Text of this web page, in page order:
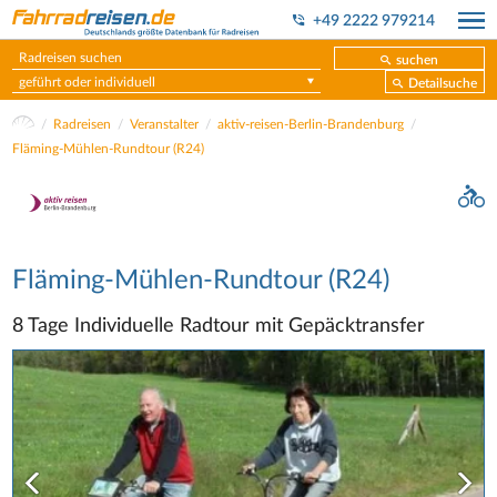
+49 2222 979214
suchen
geführt oder individuell
Detailsuche
Radreisen Veranstalter
aktiv-reisen-Berlin-Brandenburg
Fläming-Mühlen-Rundtour (R24)
Fläming-Mühlen-Rundtour (R24)
8 Tage Individuelle Radtour mit Gepäcktransfer